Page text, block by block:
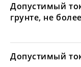
Допустимый
грунте, не
Допустимый